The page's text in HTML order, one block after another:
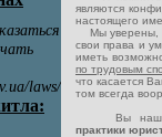
являются
настоящего
Мы уверены,
свои права и
иметь
по трудовым
что касается
том всегда
Вы нашли
практики